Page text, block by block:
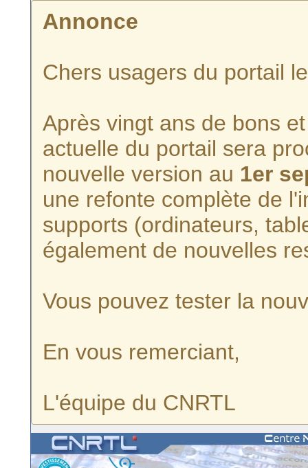
Annonce
Chers usagers du portail
Après vingt ans de bons
actuelle du portail sera
nouvelle version au 1er
une refonte complète de
supports (ordinateurs,
également de nouvelles
Vous pouvez tester la
En vous remerciant,
L'équipe du CNRTL